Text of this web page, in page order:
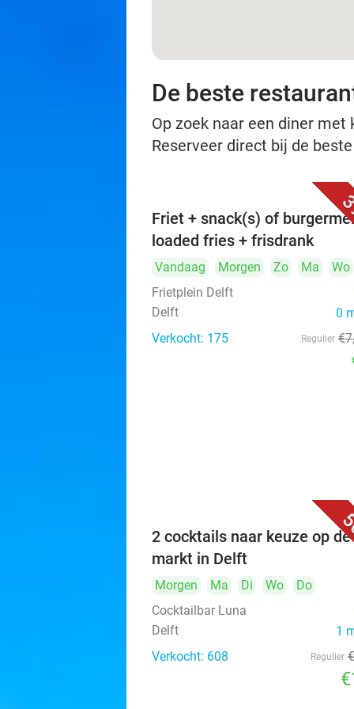
De beste
Op zoek naar een diner
Reserveer direct bij de
Friet + snack(s) of
loaded fries + frisdrank
Vandaag Morgen Zo Ma
Wo
Frietplein Delft
Delft
0
Verkocht: 175
Regulier €7
2 cocktails naar keuze op de
markt in Delft
Morgen Ma Di Wo
Do
Cocktailbar Luna
Delft
1
Verkocht: 608
Regulier